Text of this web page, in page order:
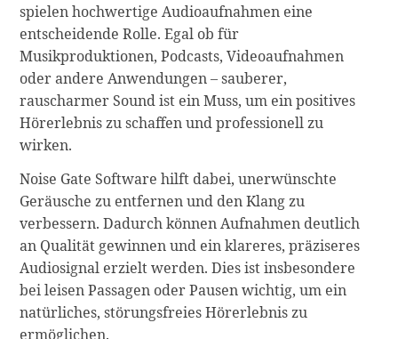
spielen hochwertige Audioaufnahmen eine
entscheidende Rolle. Egal ob für
Musikproduktionen, Podcasts, Videoaufnahmen
oder andere Anwendungen – sauberer,
rauscharmer Sound ist ein Muss, um ein positives
Hörerlebnis zu schaffen und professionell zu
wirken.
Noise Gate Software hilft dabei, unerwünschte
Geräusche zu entfernen und den Klang zu
verbessern. Dadurch können Aufnahmen deutlich
an Qualität gewinnen und ein klareres, präziseres
Audiosignal erzielt werden. Dies ist insbesondere
bei leisen Passagen oder Pausen wichtig, um ein
natürliches, störungsfreies Hörerlebnis zu
ermöglichen.